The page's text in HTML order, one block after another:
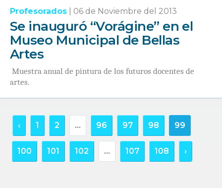
Profesorados 06 de Noviembre del 2013
Se inauguró “Vorágine” en el
Museo Municipal de Bellas
Artes
Muestra anual de pintura de los futuros docentes de
artes.
‹ 1 2 ... 96 97 98 99
100 101 102 ... 107 108 ›